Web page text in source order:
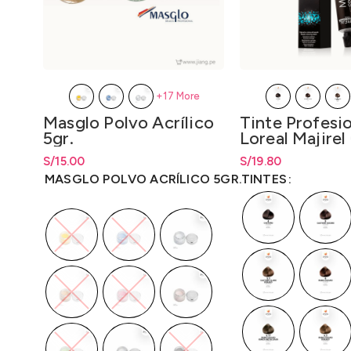
Masglo Polvo Acrílico
5gr.
S/15.00
Rango de precios: desde
hastaS/ 15.00
MASGLO POLVO ACRÍLICO 5GR.
+17 More
Tinte
Loreal Majirel
Cover 50gr. –
LO3000M2
S/19.80
Rango de precios:
hastaS/19.80
TINTES